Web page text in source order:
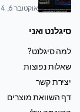
אוקטובר 6, 2024
סיגלנט ואני
למה סיגלנט?
שאלות נפוצות
יצירת קשר
דף השוואת מוצרים